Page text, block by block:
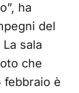
ha
del
sala
che
febbraio è